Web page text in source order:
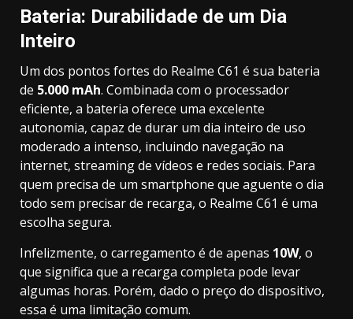
Bateria: Durabilidade de um Dia
Inteiro
Um dos pontos fortes do Realme C61 é sua bateria
de 5.000 mAh. Combinada com o processador
eficiente, a bateria oferece uma excelente
autonomia, capaz de durar um dia inteiro de uso
moderado a intenso, incluindo navegação na
internet, streaming de vídeos e redes sociais. Para
quem precisa de um smartphone que aguente o dia
todo sem precisar de recarga, o Realme C61 é uma
escolha segura.
Infelizmente, o carregamento é de apenas 10W, o
que significa que a recarga completa pode levar
algumas horas. Porém, dado o preço do dispositivo,
essa é uma limitação comum.